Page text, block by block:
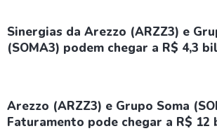
Sinergias da Arezzo (ARZZ3) e
(SOMA3) podem chegar a R$ 4,3
Arezzo (ARZZ3) e Grupo Soma
Faturamento pode chegar a R$ 12